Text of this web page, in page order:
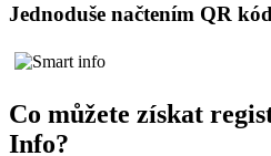
Jednoduše načtením QR
Co můžete získat
Info?